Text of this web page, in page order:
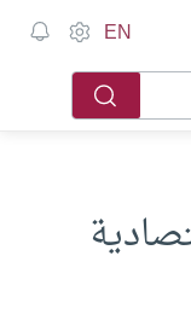
EN